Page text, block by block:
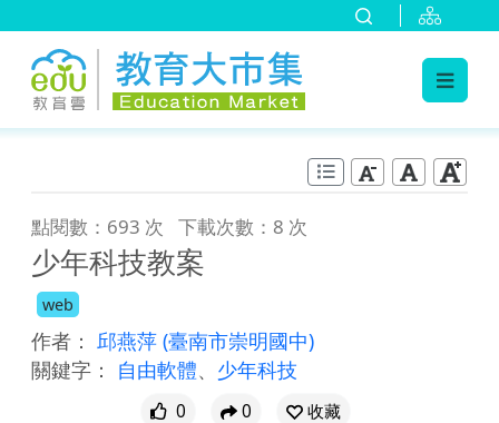
點閱數：693 次 下載次數：8 次
少年科技教案
web
作者： 邱燕萍 (臺南市崇明國中)
關鍵字：
自由軟體、 少年科技
0 0
收藏